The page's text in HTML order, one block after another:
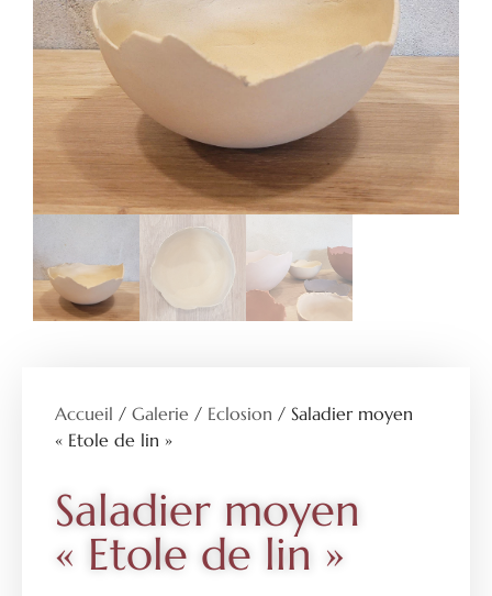
Accueil / Galerie / Eclosion / Saladier moyen
« Etole de lin »
Saladier moyen
« Etole de lin »